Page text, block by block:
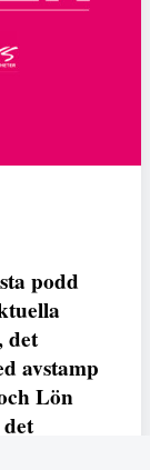
podd
det
avstamp
Lön